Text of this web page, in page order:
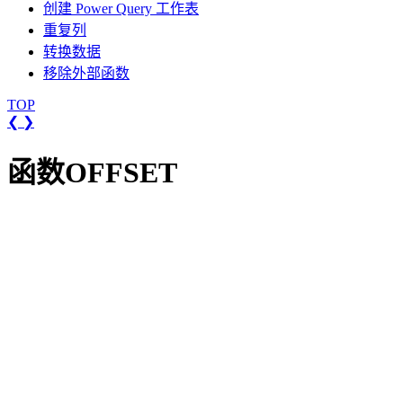
创建 Power Query 工作表
重复列
转换数据
移除外部函数
TOP
❮ ❯
函数OFFSET